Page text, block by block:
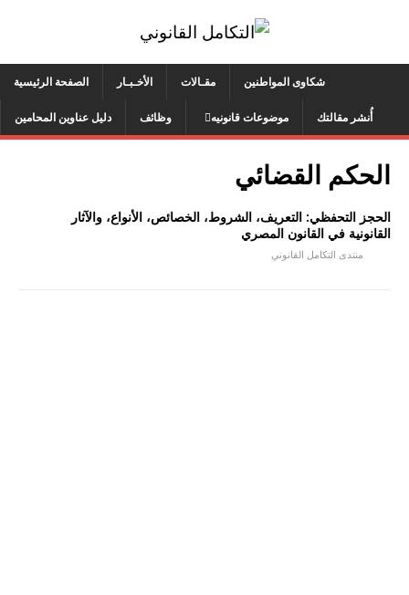
الصفحة الرئيسية الأخـبـار مقـالات شكاوى المواطنين
دليل عناوين المحامين وظائف موضوعات قانونيه أُنشر مقالتك
الحكم القضائي
الحجز التحفظي: التعريف، الشروط، الخصائص، الأنواع، والآثار
القانونية في القانون المصري
منتدى التكامل القانوني